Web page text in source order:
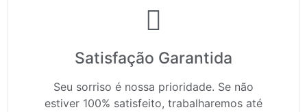
Satisfação Garantida
Seu sorriso é nossa prioridade. Se não
estiver 100% satisfeito, trabalharemos até